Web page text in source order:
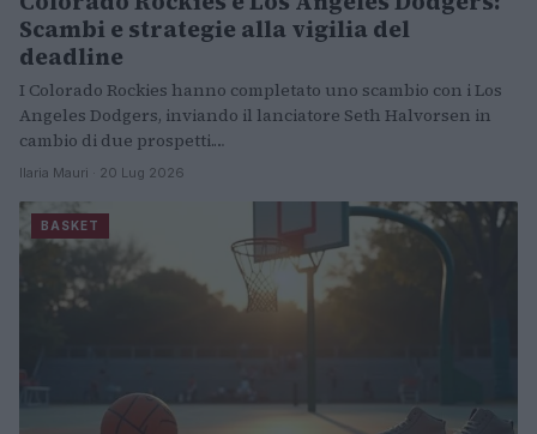
Scambi e strategie alla vigilia del
deadline
I Colorado Rockies hanno completato uno scambio con i Los
Angeles Dodgers, inviando il lanciatore Seth Halvorsen in
cambio di due prospetti.…
Ilaria Mauri · 20 Lug 2026
BASKET